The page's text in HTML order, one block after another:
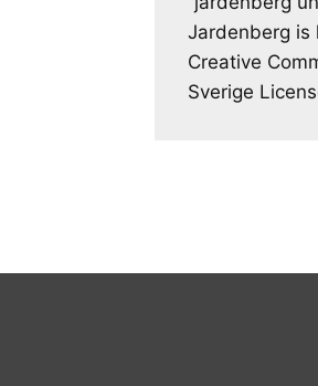
Jardenberg is
Creative
Sverige